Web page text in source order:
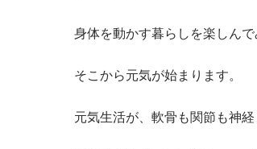
身体を動かす暮らしを楽しんで
そこから元気が始まります。
元気生活が、軟骨も関節も神経